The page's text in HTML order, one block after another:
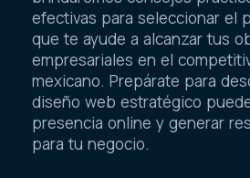
efectivas para seleccionar el
que te ayude a alcanzar tus
empresariales en el
mexicano. Prepárate para
diseño web estratégico
presencia online y generar
para tu negocio.